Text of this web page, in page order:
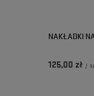
NAKŁADKI
125,00 zł /